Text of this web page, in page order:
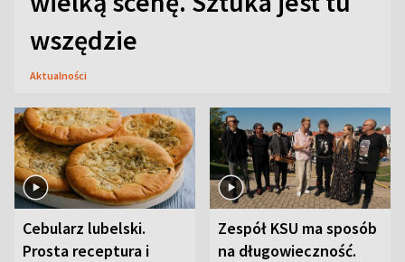
wszędzie
Aktualności
Cebularz lubelski.
Prosta receptura i
Zespół KSU ma sposób
na długowieczność.